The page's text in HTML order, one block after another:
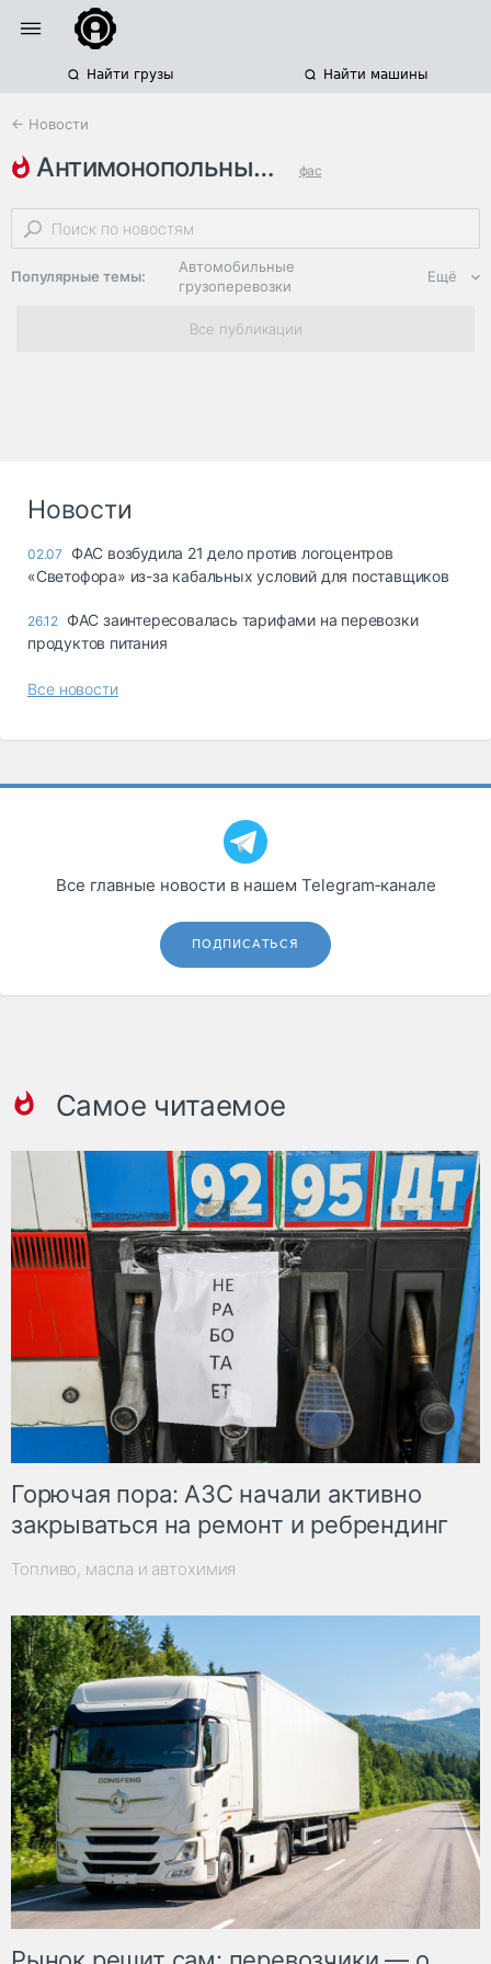
Найти грузы Найти машины
← Новости
антимонопольные органы фас
перевозка продуктов питания тарифы на грузоперевозки
Популярные темы:
Автомобильные
грузоперевозки
Региональная
логистика
опасные грузы
страхование
Спецтехника
Автосервис,
запчасти, шины
Топливо, масла и
автохимия
Ещё
Все публикации
Новости
02.07
ФАС возбудила 21 дело против логоцентров
«Светофора» из-за кабальных условий для поставщиков
26.12 ФАС заинтересовалась тарифами на перевозки
продуктов питания
Все новости
Все главные новости в нашем Telegram‑канале
ПОДПИСАТЬСЯ
Самое читаемое
Горючая пора: АЗС начали активно
закрываться на ремонт и ребрендинг
Топливо, масла и автохимия